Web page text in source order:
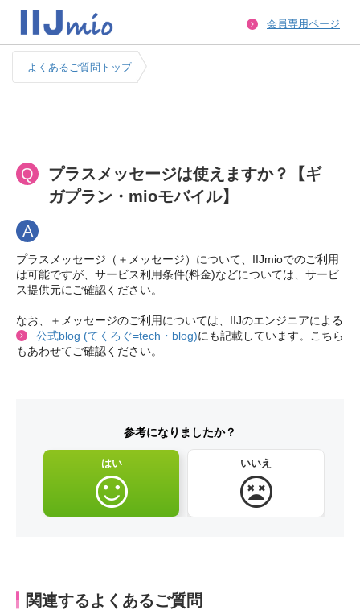
会員専用ページ
よくあるご質問トップ
Q
プラスメッセージは使えますか？【ギ
ガプラン・mioモバイル】
A
プラスメッセージ（＋メッセージ）について、IIJmioでのご利用
は可能ですが、サービス利用条件(料金)などについては、サービ
ス提供元にご確認ください。
なお、＋メッセージのご利用については、IIJのエンジニアによる
公式blog (てくろぐ=tech・blog)にも記載しています。こちら
もあわせてご確認ください。
参考になりましたか？
はい いいえ
関連するよくあるご質問